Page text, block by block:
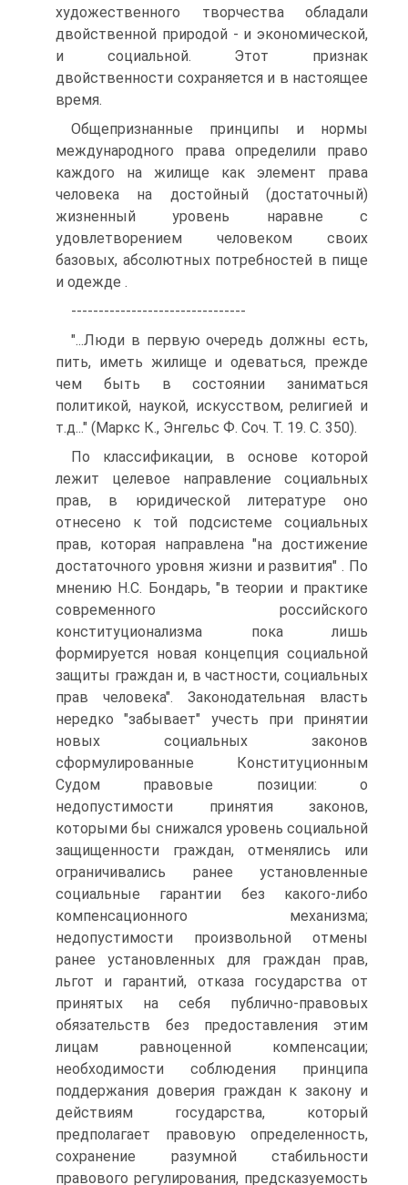
художественного творчества обладали
двойственной природой - и экономической,
и социальной. Этот признак
двойственности сохраняется и в настоящее
время.
Общепризнанные принципы и нормы
международного права определили право
каждого на жилище как элемент права
человека на достойный (достаточный)
жизненный уровень наравне с
удовлетворением человеком своих
базовых, абсолютных потребностей в пище
и одежде .
--------------------------------
"...Люди в первую очередь должны есть,
пить, иметь жилище и одеваться, прежде
чем быть в состоянии заниматься
политикой, наукой, искусством, религией и
т.д..." (Маркс К., Энгельс Ф. Соч. Т. 19. С. 350).
По классификации, в основе которой
лежит целевое направление социальных
прав, в юридической литературе оно
отнесено к той подсистеме социальных
прав, которая направлена "на достижение
достаточного уровня жизни и развития" . По
мнению Н.С. Бондарь, "в теории и практике
современного российского
конституционализма пока лишь
формируется новая концепция социальной
защиты граждан и, в частности, социальных
прав человека". Законодательная власть
нередко "забывает" учесть при принятии
новых социальных законов
сформулированные Конституционным
Судом правовые позиции: о
недопустимости принятия законов,
которыми бы снижался уровень социальной
защищенности граждан, отменялись или
ограничивались ранее установленные
социальные гарантии без какого-либо
компенсационного механизма;
недопустимости произвольной отмены
ранее установленных для граждан прав,
льгот и гарантий, отказа государства от
принятых на себя публично-правовых
обязательств без предоставления этим
лицам равноценной компенсации;
необходимости соблюдения принципа
поддержания доверия граждан к закону и
действиям государства, который
предполагает правовую определенность,
сохранение разумной стабильности
правового регулирования, предсказуемость